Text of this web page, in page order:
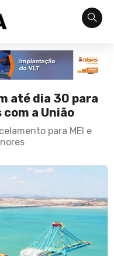
até dia 30 para
a União
para MEI e